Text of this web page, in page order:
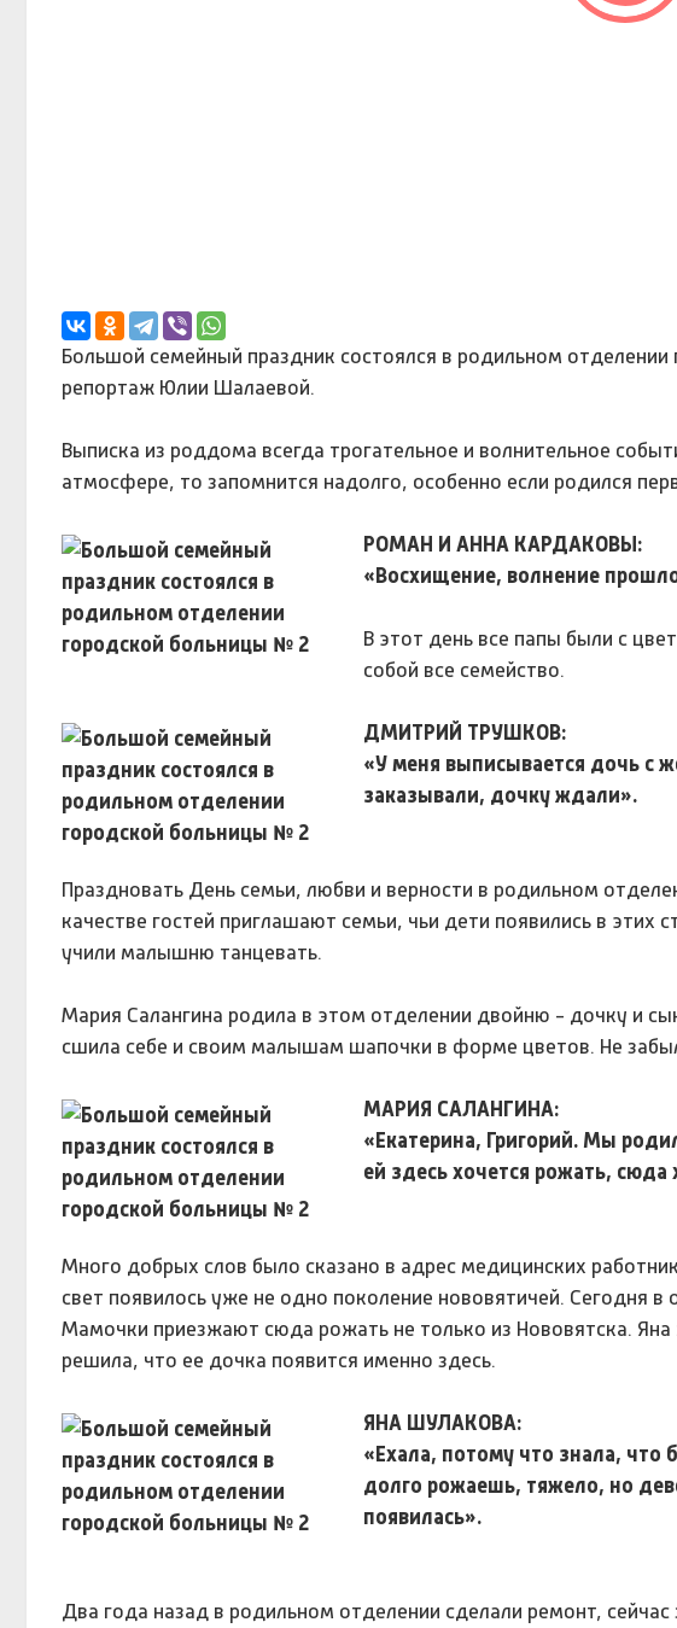
Большой семейный праздник состоялся в родильном
репортаж Юлии Шалаевой.
Выписка из роддома всегда трогательное и волнительное
атмосфере, то запомнится надолго, особенно если родился
РОМАН И АННА КАРДАКОВЫ:
«Восхищение, волнение
В этот день все папы были с
собой все семейство.
ДМИТРИЙ ТРУШКОВ:
«У меня выписывается дочь с
заказывали, дочку ждали».
Праздновать День семьи, любви и верности в родильном
качестве гостей приглашают семьи, чьи дети появились в
учили малышню танцевать.
Мария Салангина родила в этом отделении двойню - дочку и
сшила себе и своим малышам шапочки в форме цветов. Не
МАРИЯ САЛАНГИНА:
«Екатерина, Григорий. Мы
ей здесь хочется рожать,
Много добрых слов было сказано в адрес медицинских
свет появилось уже не одно поколение нововятичей. Сегодня
Мамочки приезжают сюда рожать не только из Нововятска.
решила, что ее дочка появится именно здесь.
ЯНА ШУЛАКОВА:
«Ехала, потому что знала,
долго рожаешь, тяжело, но
появилась».
Два года назад в родильном отделении сделали ремонт,